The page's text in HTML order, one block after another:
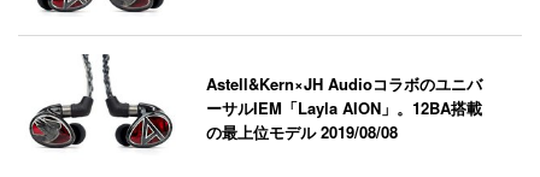
Astell&Kern×JH Audioコラボのユニバ
ーサルIEM「Layla AION」。12BA搭載
の最上位モデル2019/08/08